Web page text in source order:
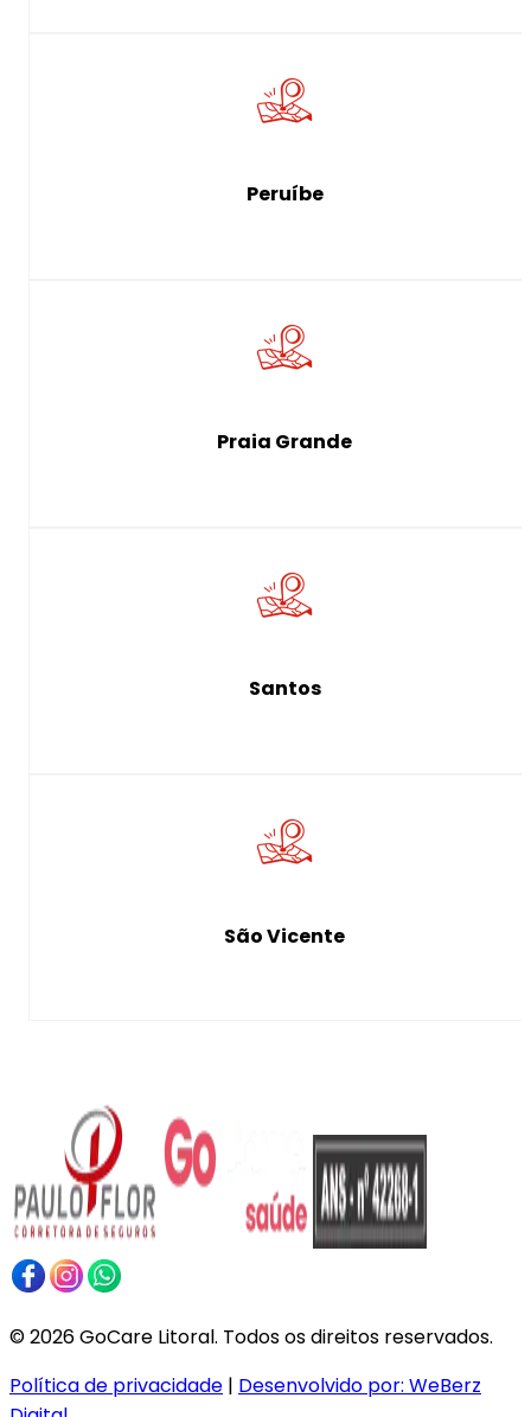
Peruíbe
Praia Grande
Santos
São Vicente
©2026GoCare Litoral. Todos os direitos reservados.
Política de privacidade | Desenvolvido por: WeBerz